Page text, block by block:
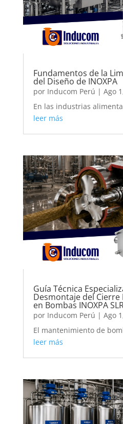
Fundamentos de la
del Diseño de INOXPA
por Inducom Perú | Ago
En las industrias
leer más
Guía Técnica
Desmontaje del Cierre
en Bombas INOXPA
por Inducom Perú | Ago
El mantenimiento de
leer más